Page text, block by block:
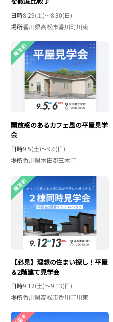
日時8.29(土)〜8.30(日)
場所香川県高松市香川町川東
開放感のあるカフェ風の平屋見学
会
日時9.5(土)〜9.6(日)
場所香川県木田郡三木町
【必見】理想の住まい探し！平屋
＆2階建て見学会
日時9.12(土)〜9.13(日)
場所香川県高松市香川町川東